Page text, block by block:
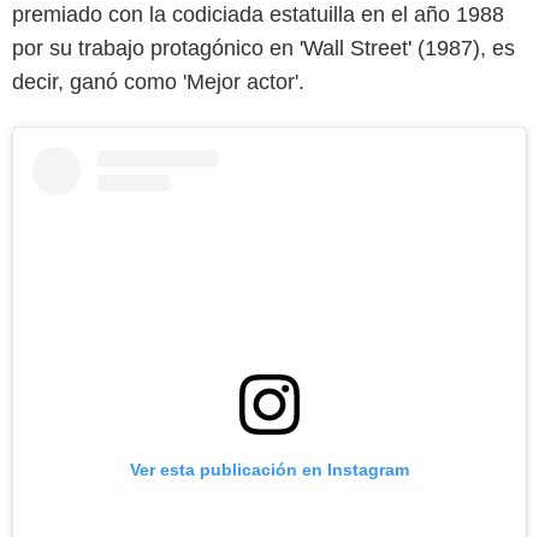
premiado con la codiciada estatuilla en el año 1988
por su trabajo protagónico en 'Wall Street' (1987), es
decir, ganó como 'Mejor actor'.
Ver esta publicación en Instagram